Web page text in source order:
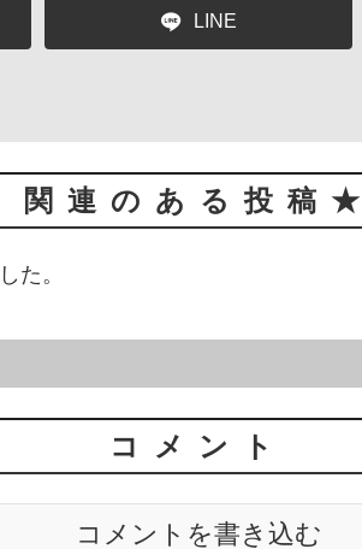
LINE
関連のある投稿★
た。
コメント
コメントを書き込む